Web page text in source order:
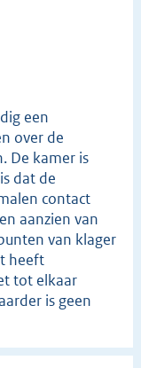
een
over de
De kamer is
dat de
contact
aanzien van
van klager
heeft
tot elkaar
is geen